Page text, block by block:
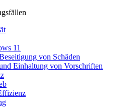
11
von Schäden
Einhaltung von Vorschriften